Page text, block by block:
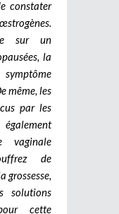
constater
sur un
la
même, les
par les
vaginale
de
grossesse,
solutions
cette